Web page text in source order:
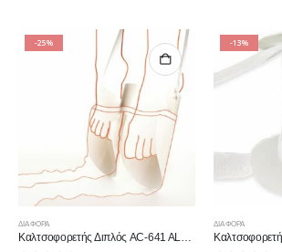
-25%
ΔΙΆΦΟΡΑ
Καλτσοφορετής Διπλός AC-641 ALFACARE
-13%
ΔΙΆΦΟΡΑ